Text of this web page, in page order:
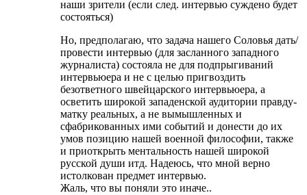
наши зрители (если след. интервью суждено будет
состояться)
Но, предполагаю, что задача нашего Соловья дать/
провести интервью (для засланного западного
журналиста) состояла не для подпрыгиваний
интервьюера и не с целью пригвоздить
безответного швейцарского интервьюера, а
осветить широкой западенской аудитории правду-
матку реальных, а не вымышленных и
сфабрикованных ими событий и донести до их
умов позицию нашей военной философии, также
и приоткрыть ментальность нашей широкой
русской души итд. Надеюсь, что мной верно
истолкован предмет интервью.
Жаль, что вы поняли это иначе..